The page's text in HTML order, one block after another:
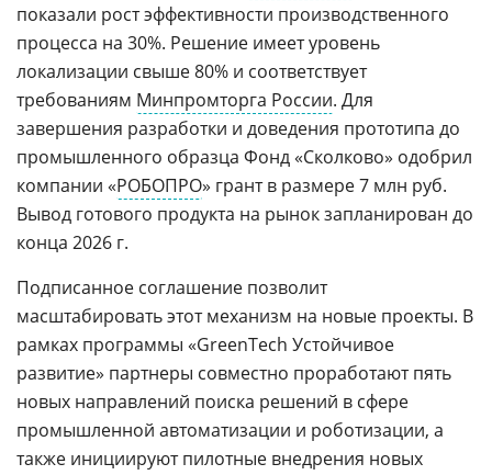
показали рост эффективности производственного
процесса на 30%. Решение имеет уровень
локализации свыше 80% и соответствует
требованиям Минпромторга России. Для
завершения разработки и доведения прототипа до
промышленного образца Фонд «Сколково» одобрил
компании «РОБОПРО» грант в размере 7 млн руб.
Вывод готового продукта на рынок запланирован до
конца 2026 г.
Подписанное соглашение позволит
масштабировать этот механизм на новые проекты. В
рамках программы «GreenTech Устойчивое
развитие» партнеры совместно проработают пять
новых направлений поиска решений в сфере
промышленной автоматизации и роботизации, а
также инициируют пилотные внедрения новых